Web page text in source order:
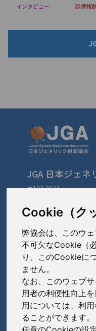
Cookie（ク
弊協会は、このウ
不可欠なCookie（
り、このCookieに
ません。
なお、このウェブ
用者の利便性向上
用については、利
ることができます。
インタビュー 診療報
JGA 日本ジェネ
〒103-0023
TEL: 03-3279-1890 /
会員会社（あ〜さ）
あゆみ製薬株
岩城製薬株式
大蔵製薬株式
キョーリンリ
会員会社（た〜は）
大興製薬株式
ダイト株式会
高田製薬株式
会員会社 （ま〜わ）
陽進堂ホール